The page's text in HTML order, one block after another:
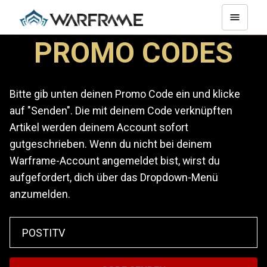
PROMO CODES
Bitte gib unten deinen Promo Code ein und klicke
auf "Senden". Die mit deinem Code verknüpften
Artikel werden deinem Account sofort
gutgeschrieben. Wenn du nicht bei deinem
Warframe-Account angemeldet bist, wirst du
aufgefordert, dich über das Dropdown-Menü
anzumelden.